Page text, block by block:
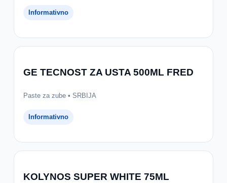
Informativno
GE TECNOST ZA USTA 500ML FRED
Paste za zube • SRBIJA
Informativno
KOLYNOS SUPER WHITE 75ML